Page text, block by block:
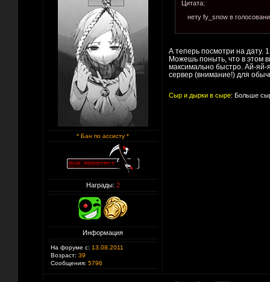
* Бан по ассисту *
Награды: 2
Информация
На форуме с: 13.08.2011
Возраст: 39
Сообщения: 5796
Цитата:
нету fy_snow в
А теперь посмотри на дату.
Можешь поныть, что в этом
максимально быстро. Ай-яй-
сервер (внимание!) для
Сыр и дырки в сыре: Больше